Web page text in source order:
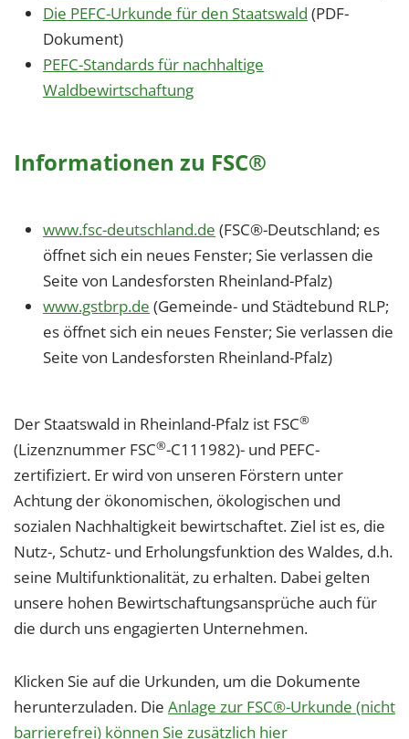
Die PEFC-Urkunde für den Staatswald (PDF-
Dokument)
PEFC-Standards für nachhaltige
Waldbewirtschaftung
Informationen zu FSC®
www.fsc-deutschland.de (FSC®-Deutschland; es
öffnet sich ein neues Fenster; Sie verlassen die
Seite von Landesforsten Rheinland-Pfalz)
www.gstbrp.de (Gemeinde- und Städtebund RLP;
es öffnet sich ein neues Fenster; Sie verlassen die
Seite von Landesforsten Rheinland-Pfalz)
Der Staatswald in Rheinland-Pfalz ist FSC®
(Lizenznummer FSC®-C111982)- und PEFC-
zertifiziert. Er wird von unseren Förstern unter
Achtung der ökonomischen, ökologischen und
sozialen Nachhaltigkeit bewirtschaftet. Ziel ist es, die
Nutz-, Schutz- und Erholungsfunktion des Waldes, d.h.
seine Multifunktionalität, zu erhalten. Dabei gelten
unsere hohen Bewirtschaftungsansprüche auch für
die durch uns engagierten Unternehmen.
Klicken Sie auf die Urkunden, um die Dokumente
herunterzuladen. Die Anlage zur FSC®-Urkunde (nicht
barrierefrei) können Sie zusätzlich hier